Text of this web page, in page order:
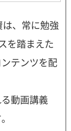
、常に勉強
を踏まえた
テンツを配
動画講義